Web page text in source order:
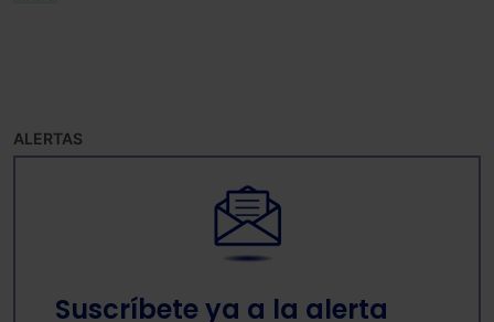
ALERTAS
Suscríbete ya a la alerta